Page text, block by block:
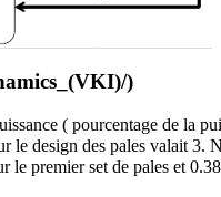
( pourcentage de la
design des pales valait 3.
premier set de pales et